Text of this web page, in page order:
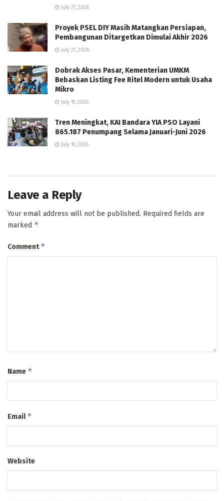
July 27, 2026
Proyek PSEL DIY Masih Matangkan Persiapan,
Pembangunan Ditargetkan Dimulai Akhir 2026
July 27, 2026
Dobrak Akses Pasar, Kementerian UMKM
Bebaskan Listing Fee Ritel Modern untuk Usaha
Mikro
July 19, 2026
Tren Meningkat, KAI Bandara YIA PSO Layani
865.187 Penumpang Selama Januari-Juni 2026
July 19, 2026
Leave a Reply
Your email address will not be published. Required fields are
marked *
Comment*
Name *
Email*
Website